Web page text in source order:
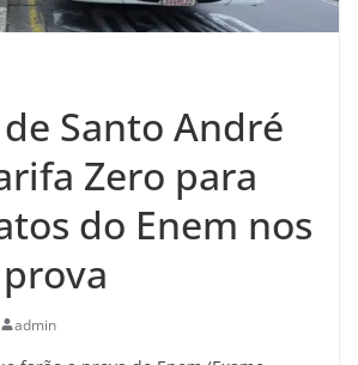
Santo André
Zero para
do Enem nos
admin